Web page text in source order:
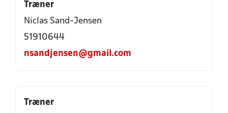
Træner
Niclas Sand-Jensen
51910644
nsandjensen@gmail.com
Træner